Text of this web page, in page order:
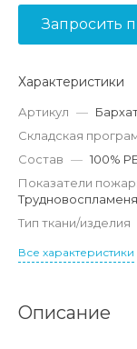
Запросить
Характеристики
Артикул —
Складская
Состав — 100%
Показатели
Тип ткани/изделия
Все характеристики
Описание